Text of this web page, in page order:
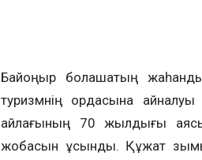
Байқоңыр болашақтың
туризмнің ордасына
айлағының 70 жылдығы
жобасын ұсынды. Құжат